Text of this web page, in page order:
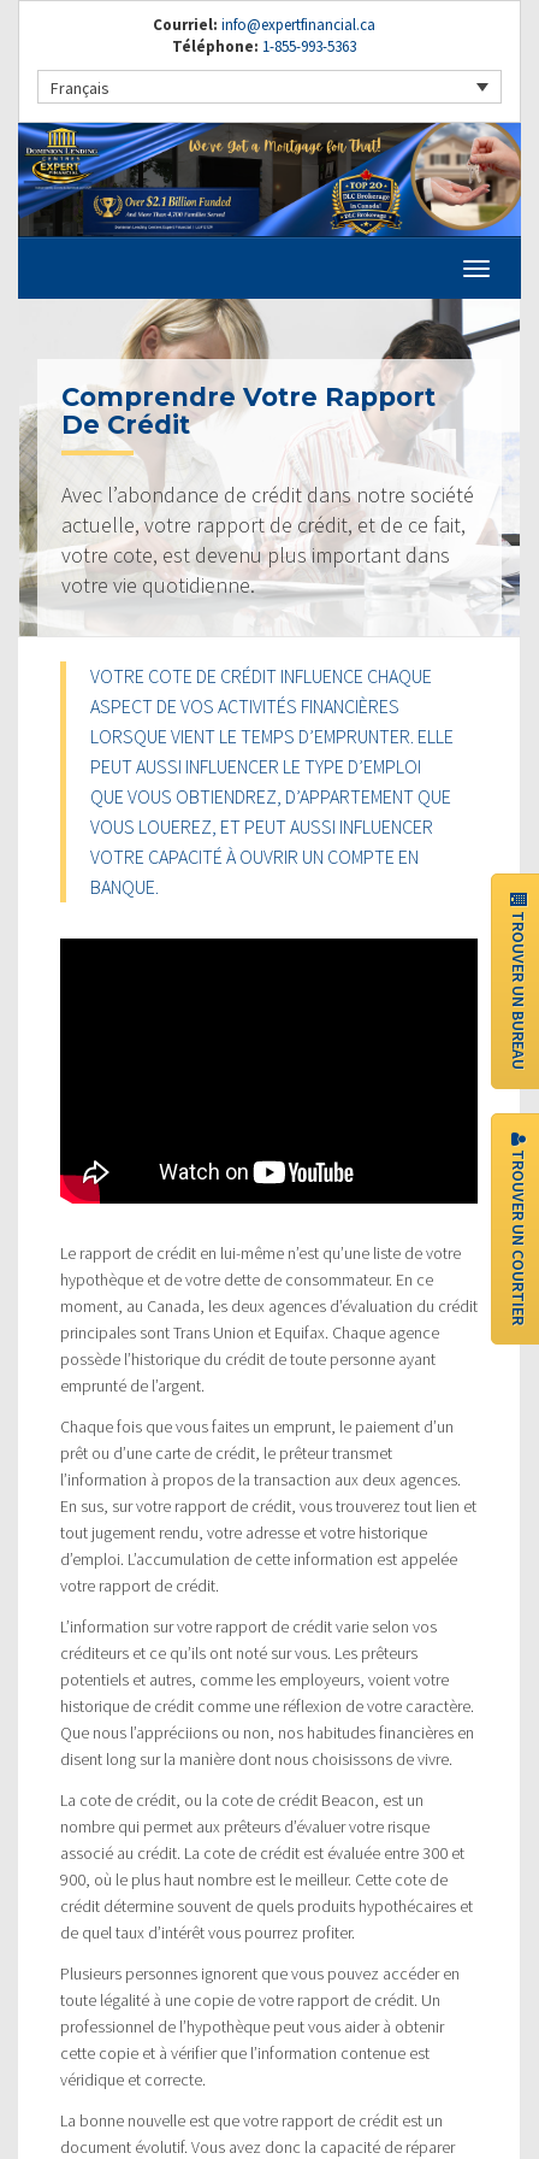
TROUVER UN BUREAU
TROUVER UN COURTIER
Courriel: info@expertfinancial.ca
Téléphone: 1-855-993-5363
Français
Comprendre Votre Rapport
De Crédit
Avec l’abondance de crédit dans notre société
actuelle, votre rapport de crédit, et de ce fait,
votre cote, est devenu plus important dans
votre vie quotidienne.
VOTRE COTE DE CRÉDIT INFLUENCE CHAQUE
ASPECT DE VOS ACTIVITÉS FINANCIÈRES
LORSQUE VIENT LE TEMPS D’EMPRUNTER. ELLE
PEUT AUSSI INFLUENCER LE TYPE D’EMPLOI
QUE VOUS OBTIENDREZ, D’APPARTEMENT QUE
VOUS LOUEREZ, ET PEUT AUSSI INFLUENCER
VOTRE CAPACITÉ À OUVRIR UN COMPTE EN
BANQUE.
Le rapport de crédit en lui-même n’est qu’une liste de votre
hypothèque et de votre dette de consommateur. En ce
moment, au Canada, les deux agences d’évaluation du crédit
principales sont Trans Union et Equifax. Chaque agence
possède l’historique du crédit de toute personne ayant
emprunté de l’argent.
Chaque fois que vous faites un emprunt, le paiement d’un
prêt ou d’une carte de crédit, le prêteur transmet
l’information à propos de la transaction aux deux agences.
En sus, sur votre rapport de crédit, vous trouverez tout lien et
tout jugement rendu, votre adresse et votre historique
d’emploi. L’accumulation de cette information est appelée
votre rapport de crédit.
L’information sur votre rapport de crédit varie selon vos
créditeurs et ce qu’ils ont noté sur vous. Les prêteurs
potentiels et autres, comme les employeurs, voient votre
historique de crédit comme une réflexion de votre caractère.
Que nous l’appréciions ou non, nos habitudes financières en
disent long sur la manière dont nous choisissons de vivre.
La cote de crédit, ou la cote de crédit Beacon, est un
nombre qui permet aux prêteurs d’évaluer votre risque
associé au crédit. La cote de crédit est évaluée entre 300 et
900, où le plus haut nombre est le meilleur. Cette cote de
crédit détermine souvent de quels produits hypothécaires et
de quel taux d’intérêt vous pourrez profiter.
Plusieurs personnes ignorent que vous pouvez accéder en
toute légalité à une copie de votre rapport de crédit. Un
professionnel de l’hypothèque peut vous aider à obtenir
cette copie et à vérifier que l’information contenue est
véridique et correcte.
La bonne nouvelle est que votre rapport de crédit est un
document évolutif. Vous avez donc la capacité de réparer